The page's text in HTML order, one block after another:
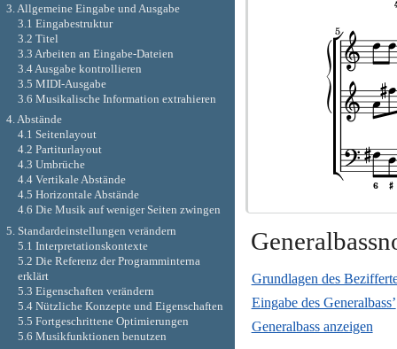
Grundlagen des
Eingabe des Generalbass’
Generalbass anzeigen
3. Allgemeine Eingabe und Ausgabe
3.1 Eingabestruktur
3.2 Titel
3.3 Arbeiten an Eingabe-Dateien
3.4 Ausgabe kontrollieren
3.5 MIDI-Ausgabe
3.6 Musikalische Information extrahieren
4. Abstände
4.1 Seitenlayout
4.2 Partiturlayout
4.3 Umbrüche
4.4 Vertikale Abstände
4.5 Horizontale Abstände
4.6 Die Musik auf weniger Seiten zwingen
5. Standardeinstellungen verändern
5.1 Interpretationskontexte
5.2 Die Referenz der Programminterna
erklärt
5.3 Eigenschaften verändern
5.4 Nützliche Konzepte und Eigenschaften
5.5 Fortgeschrittene Optimierungen
5.6 Musikfunktionen benutzen